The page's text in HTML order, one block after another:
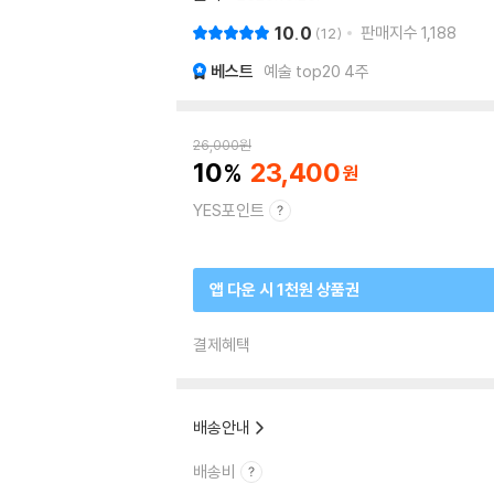
10.0 12 판매지수 1,188
베스트 예술 top20 4주
26,000원
10 23,400
YES포인트
앱 다운 시 1천원 상품권
결제혜택
배송안내
배송비